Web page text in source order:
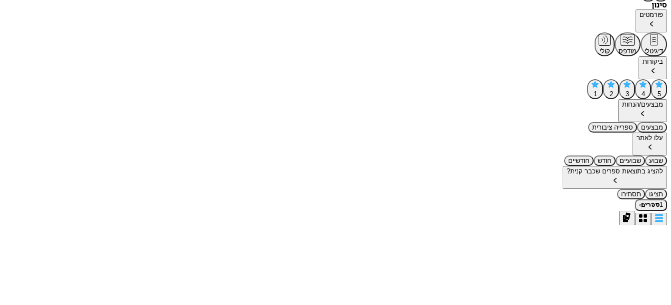
סינון
פורמטים
דיגיטלי מודפס
קולי
ביקורות
5
4
3
2
1
מבצעים/הנחות
מבצעים
ספרייה ציבורית
עלו לאתר
שבוע שבועיים חודש
חודשיים
להציג בתוצאות ספרים שכבר קנית?
תציגו
תסתירו
1ספרים›